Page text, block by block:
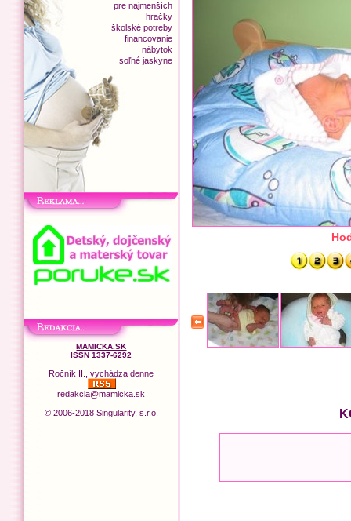
pre najmenších
hračky
školské potreby
financovanie
nábytok
soľné jaskyne
MAMICKA.SK
ISSN 1337-6292
Ročník II., vychádza denne
redakcia@mamicka.sk
© 2006-2018 Singularity, s.r.o.